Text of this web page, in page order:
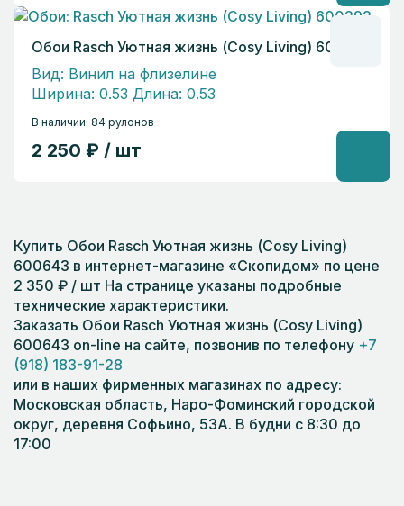
Обои Rasch Уютная жизнь (Cosy Living) 600292
Вид: Винил на флизелине
Ширина: 0.53 Длина: 0.53
В наличии: 84 рулонов
2 250 ₽ / шт
Купить Обои Rasch Уютная жизнь (Cosy Living)
600643 в интернет-магазине «Скопидом» по цене
2 350 ₽ / шт На странице указаны подробные
технические характеристики.
Заказать Обои Rasch Уютная жизнь (Cosy Living)
600643 on-line на сайте, позвонив по телефону +7
(918) 183-91-28
или в наших фирменных магазинах по адресу:
Московская область, Наро-Фоминский городской
округ, деревня Софьино, 53А. В будни с 8:30 до
17:00